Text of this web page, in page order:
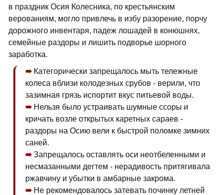
в праздник Осия Колесника, по крестьянским
верованиям, могло привлечь в избу разорение, порчу
дорожного инвентаря, падеж лошадей в конюшнях,
семейные раздоры и лишить подворье шорного
заработка.
Категорически запрещалось мыть тележные
колеса вблизи колодезных срубов - верили, что
зазимная грязь испортит вкус питьевой воды.
Нельзя было устраивать шумные ссоры и
кричать возле открытых каретных сараев -
раздоры на Осию вели к быстрой поломке зимних
саней.
Запрещалось оставлять оси неотбеленными и
несмазанными дегтем - нерадивость притягивала
ржавчину и убытки в амбарные закрома.
Не рекомендовалось затевать починку летней